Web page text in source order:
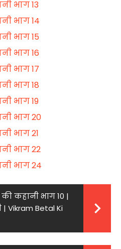
भाग 13
भाग 14
भाग 15
भाग 16
भाग 17
भाग 18
भाग 19
भाग 20
भाग 21
भाग 22
भाग 24
कहानी भाग 10 |
Vikram Betal Ki